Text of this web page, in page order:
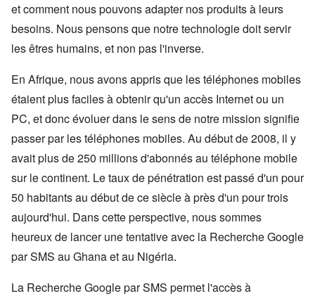
et comment nous pouvons adapter nos produits à leurs
besoins. Nous pensons que notre technologie doit servir
les êtres humains, et non pas l'inverse.
En Afrique, nous avons appris que les téléphones mobiles
étaient plus faciles à obtenir qu'un accès Internet ou un
PC, et donc évoluer dans le sens de notre mission signifie
passer par les téléphones mobiles. Au début de 2008, il y
avait plus de 250 millions d'abonnés au téléphone mobile
sur le continent. Le taux de pénétration est passé d'un pour
50 habitants au début de ce siècle à près d'un pour trois
aujourd'hui. Dans cette perspective, nous sommes
heureux de lancer une tentative avec la Recherche Google
par SMS au Ghana et au Nigéria.
La Recherche Google par SMS permet l'accès à